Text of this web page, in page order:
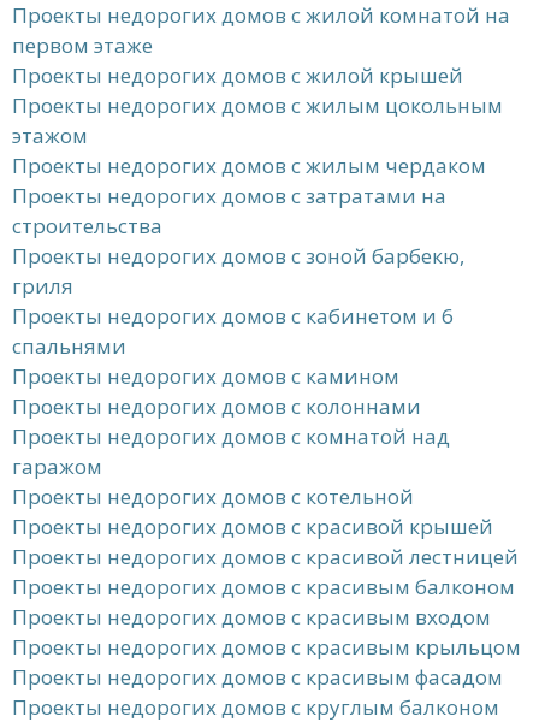
Проекты недорогих домов с жилой комнатой на
первом этаже
Проекты недорогих домов с жилой крышей
Проекты недорогих домов с жилым цокольным
этажом
Проекты недорогих домов с жилым чердаком
Проекты недорогих домов с затратами на
строительства
Проекты недорогих домов с зоной барбекю,
гриля
Проекты недорогих домов с кабинетом и 6
спальнями
Проекты недорогих домов с камином
Проекты недорогих домов с колоннами
Проекты недорогих домов с комнатой над
гаражом
Проекты недорогих домов с котельной
Проекты недорогих домов с красивой крышей
Проекты недорогих домов с красивой лестницей
Проекты недорогих домов с красивым балконом
Проекты недорогих домов с красивым входом
Проекты недорогих домов с красивым крыльцом
Проекты недорогих домов с красивым фасадом
Проекты недорогих домов с круглым балконом